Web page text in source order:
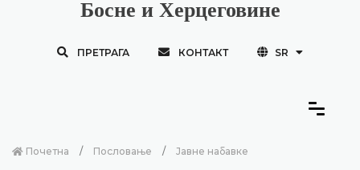
Босне и Херцеговине
ПРЕТРАГА КОНТАКТ SR
Почетна Пословање Јавне набавке